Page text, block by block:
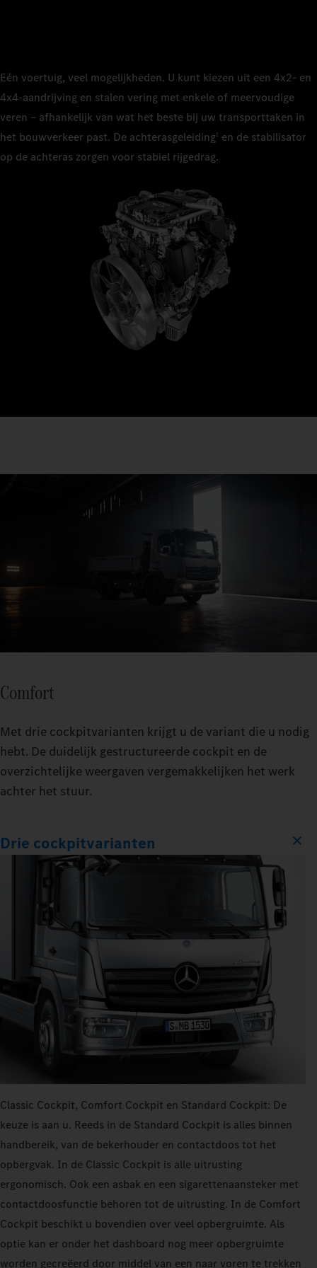
Eén voertuig, veel mogelijkheden. U kunt kiezen uit een 4x2‑ en
4x4‑aandrijving en stalen vering met enkele of meervoudige
veren – afhankelijk van wat het beste bij uw transporttaken in
het bouwverkeer past. De achterasgeleiding1 en de stabilisator
op de achteras zorgen voor stabiel rijgedrag.
Comfort
Met drie cockpitvarianten krijgt u de variant die u nodig
hebt. De duidelijk gestructureerde cockpit en de
overzichtelijke weergaven vergemakkelijken het werk
achter het stuur.
Drie cockpitvarianten
Classic Cockpit, Comfort Cockpit en Standard Cockpit: De
keuze is aan u. Reeds in de Standard Cockpit is alles binnen
handbereik, van de bekerhouder en contactdoos tot het
opbergvak. In de Classic Cockpit is alle uitrusting
ergonomisch. Ook een asbak en een sigarettenaansteker met
contactdoosfunctie behoren tot de uitrusting. In de Comfort
Cockpit beschikt u bovendien over veel opbergruimte. Als
optie kan er onder het dashboard nog meer opbergruimte
worden gecreëerd door middel van een naar voren te trekken